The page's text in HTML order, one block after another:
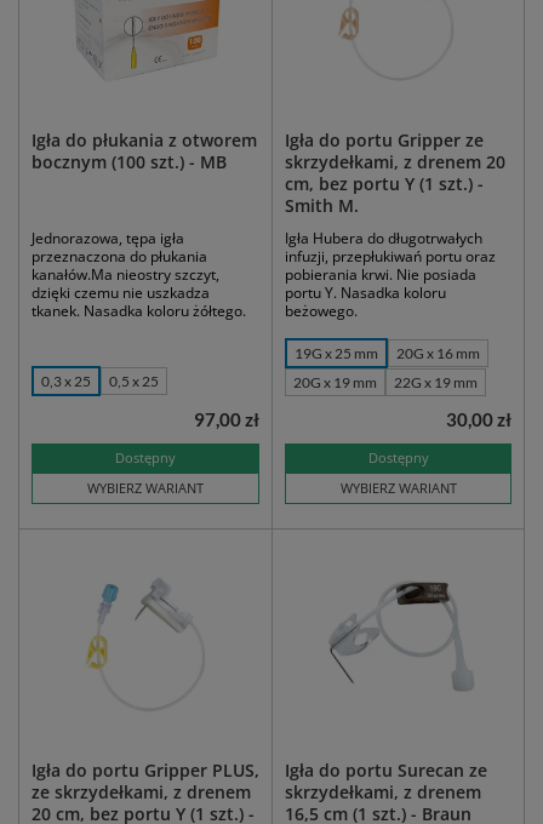
Igła do płukania z otworem
bocznym (100 szt.) - MB
Jednorazowa, tępa igła
przeznaczona do płukania
kanałów.Ma nieostry szczyt,
dzięki czemu nie uszkadza
tkanek. Nasadka koloru żółtego.
0,3 x 25 0,5 x 25
Dostępny
WYBIERZ WARIANT
97,00 zł
Igła do portu Gripper ze
skrzydełkami, z drenem 20
cm, bez portu Y (1 szt.) -
Smith M.
Igła Hubera do długotrwałych
infuzji, przepłukiwań portu oraz
pobierania krwi. Nie posiada
portu Y. Nasadka koloru
beżowego.
19G x 25 mm
20G x 16 mm
20G x 19 mm
22G x 19 mm
Dostępny
WYBIERZ WARIANT
30,00 zł
Igła do portu Gripper PLUS,
ze skrzydełkami, z drenem
20 cm, bez portu Y (1 szt.) -
Igła do portu Surecan ze
skrzydełkami, z drenem
16,5 cm (1 szt.) - Braun